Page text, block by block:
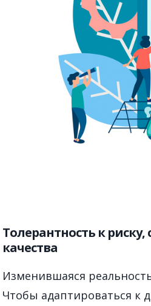
Толерантность к
качества
Изменившаяся
Чтобы адаптироваться к